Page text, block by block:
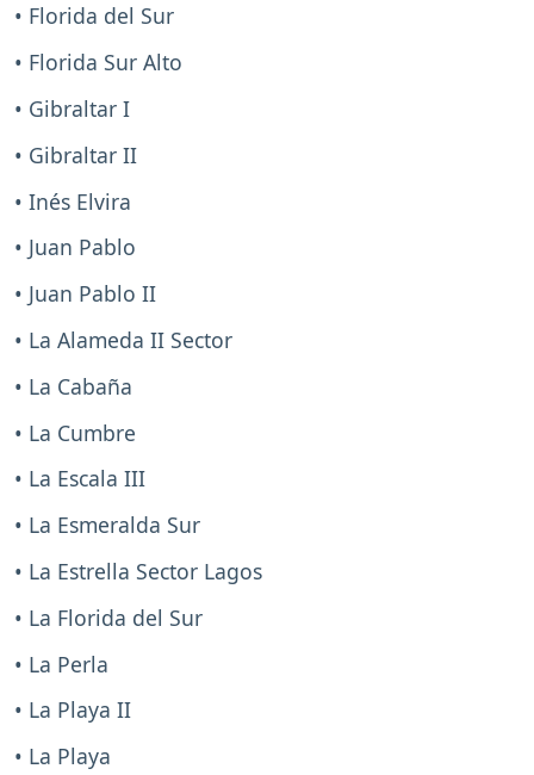
• Florida del Sur
• Florida Sur Alto
• Gibraltar I
• Gibraltar II
• Inés Elvira
• Juan Pablo
• Juan Pablo II
• La Alameda II Sector
• La Cabaña
• La Cumbre
• La Escala III
• La Esmeralda Sur
• La Estrella Sector Lagos
• La Florida del Sur
• La Perla
• La Playa II
• La Playa